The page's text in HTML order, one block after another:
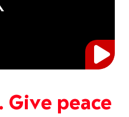
peace